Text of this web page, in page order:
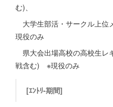
む)、
大学生部活・サークル上
現役のみ
県大会出場高校の高校生レ
戦含む) ※現役のみ
[ｴﾝﾄﾘ-期間]